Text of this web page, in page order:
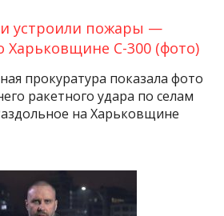
устроили пожары —
Харьковщине С-300 (фото)
прокуратура показала фото
ракетного удара по селам
на Харьковщине